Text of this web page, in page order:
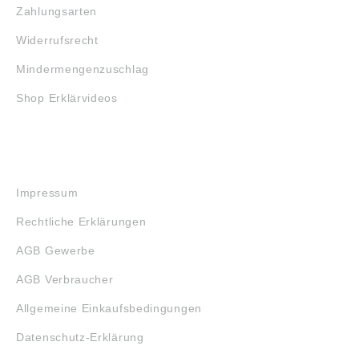
Zahlungsarten
Widerrufsrecht
Mindermengenzuschlag
Shop Erklärvideos
Impressum
Rechtliche Erklärungen
AGB Gewerbe
AGB Verbraucher
Allgemeine Einkaufsbedingungen
Datenschutz-Erklärung